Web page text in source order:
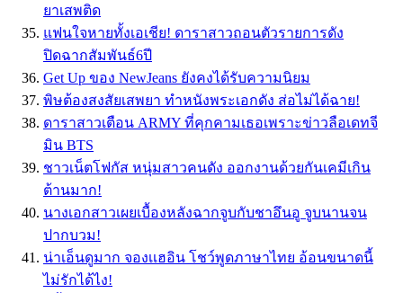
ยาเสพติด
แฟนใจหายทั้งเอเชีย! ดาราสาวถอนตัวรายการดัง
ปิดฉากสัมพันธ์6ปี
Get Up ของ NewJeans ยังคงได้รับความนิยม
พิษต้องสงสัยเสพยา ทำหนังพระเอกดัง ส่อไม่ได้ฉาย!
ดาราสาวเตือน ARMY ที่คุกคามเธอเพราะข่าวลือเดทจี
มิน BTS
ชาวเน็ตโฟกัส หนุ่มสาวคนดัง ออกงานด้วยกันเคมีเกิน
ต้านมาก!
นางเอกสาวเผยเบื้องหลังฉากจูบกับชาอึนอู จูบนานจน
ปากบวม!
น่าเอ็นดูมาก จองเเฮอิน โชว์พูดภาษาไทย อ้อนขนาดนี้
ไม่รักได้ไง!